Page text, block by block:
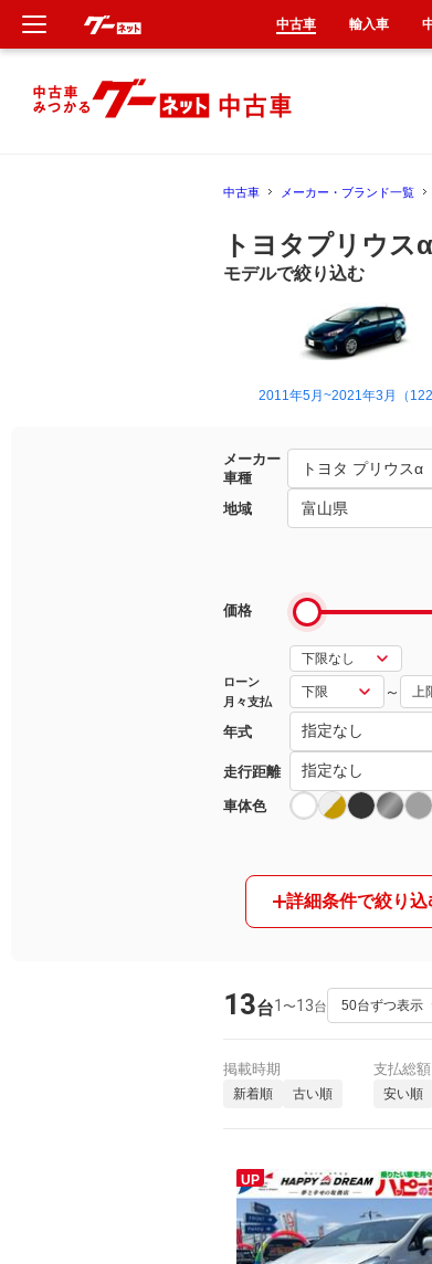
中古車 メーカー・ブランド一覧
トヨタプリウス
モデルで絞り込む
2011年5月~2021年3月（
メーカー
車種
トヨタ プリウスα
地域 富山県
価格
ローン
月々支払
～
年式
走行距離
車体色
詳細条件で絞り込
13台1 〜13台
掲載時期
新着順 古い順
支払総額
安い順
UP
中古車 輸入車
新車